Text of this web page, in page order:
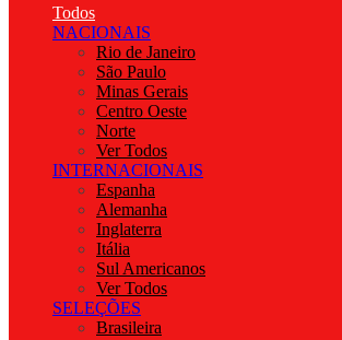
Todos
NACIONAIS
Rio de Janeiro
São Paulo
Minas Gerais
Centro Oeste
Norte
Ver Todos
INTERNACIONAIS
Espanha
Alemanha
Inglaterra
Itália
Sul Americanos
Ver Todos
SELEÇÕES
Brasileira